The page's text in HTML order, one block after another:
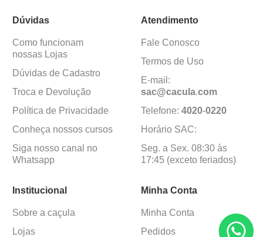
Dúvidas
Como funcionam
nossas Lojas
Dúvidas de Cadastro
Troca e Devolução
Política de Privacidade
Conheça nossos cursos
Siga nosso canal no
Whatsapp
Atendimento
Fale Conosco
Termos de Uso
E-mail:
sac@cacula.com
Telefone: 4020-0220
Horário SAC:
Seg. a Sex. 08:30 às
17:45 (exceto feriados)
Institucional
Sobre a caçula
Lojas
Minha Conta
Minha Conta
Pedidos